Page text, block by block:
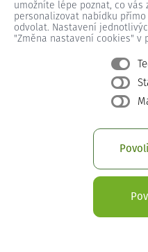
umožníte lépe poznat, co vás
personalizovat nabídku
odvolat. Nastavení
"Změna nastavení cookies" v
Zjistěte, jaký
na doma vám
Nevíte si rady s
potřebujete dozvědět